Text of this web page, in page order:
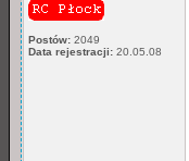
Postów: 2049
Data rejestracji: 20.05.08